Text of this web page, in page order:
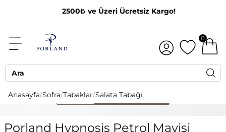
2500₺ ve Üzeri Ücretsiz Kargo!
0
Anasayfa/Sofra/Tabaklar/Salata Tabağı
Porland Hypnosis Petrol Mavisi